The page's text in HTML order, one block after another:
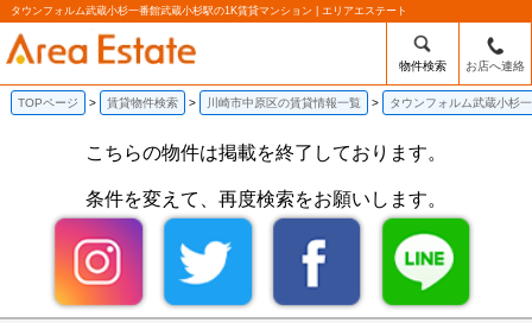
タウンフォルム武蔵小杉一番館武蔵小杉駅の1K賃貸マンション | エリアエステート
物件検索 お店へ連絡
TOPページ 賃貸物件検索 川崎市中原区の賃貸情報一覧 タウンフォルム武蔵小杉
こちらの物件は掲載を終了しております。
条件を変えて、再度検索をお願いします。